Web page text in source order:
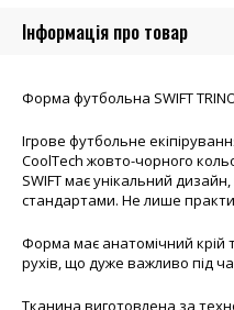
Інформація про товар
Форма футбольна SWIFT
Ігрове футбольне
CoolTech жовто-чорного
SWIFT має унікальний
стандартами. Не лише
Форма має анатомічний крій
рухів, що дуже важливо під
Тканина виготовлена за